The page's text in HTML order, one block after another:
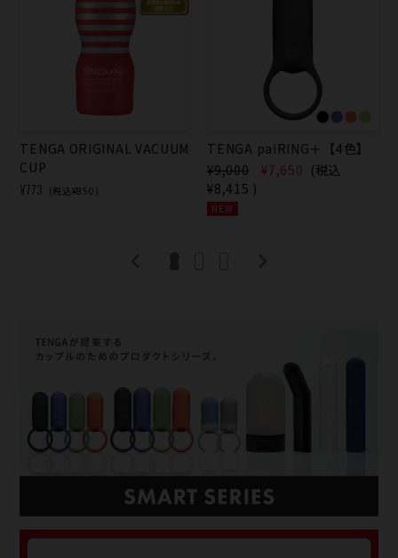
TENGA ORIGINAL VACUUM
CUP
¥773 (税込¥850)
TENGA paiRING＋【4色】
¥9,000
¥7,650 (税込
¥8,415 )
NEW